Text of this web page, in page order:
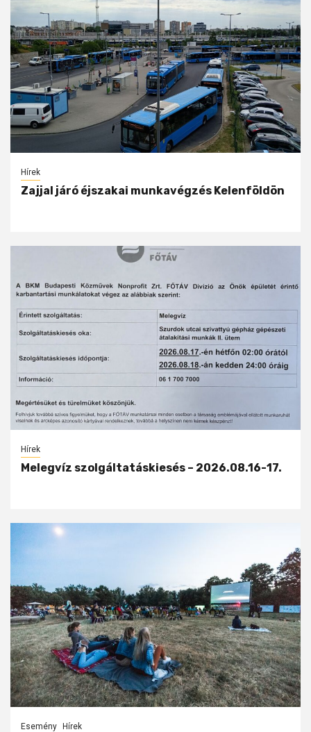
Hírek
Zajjal járó éjszakai munkavégzés Kelenföldön
Hírek
Melegvíz szolgáltatáskiesés – 2026.08.16-17.
Esemény Hírek